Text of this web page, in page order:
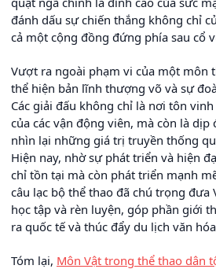
đánh dấu sự chiến thắng không chỉ
cả một cộng đồng đứng phía sau cổ
Vượt ra ngoài phạm vi của một môn
thể hiện bản lĩnh thượng võ và sự
Các giải đấu không chỉ là nơi tôn
của các vận động viên, mà còn là dịp
nhìn lại những giá trị truyền thống
Hiện nay, nhờ sự phát triển và hiện
chỉ tồn tại mà còn phát triển mạnh
câu lạc bộ thể thao đã chú trọng đưa
học tập và rèn luyện, góp phần giới
ra quốc tế và thúc đẩy du lịch văn
Tóm lại, Môn Vật trong thể thao dân